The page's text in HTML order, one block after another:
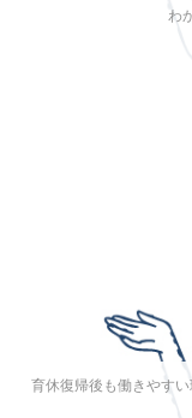
わ
育休復帰後も働きやす